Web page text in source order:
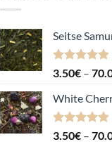
Seitse
Hinnanguga
3.50€ –
White
Hinnanguga
3.50€ –